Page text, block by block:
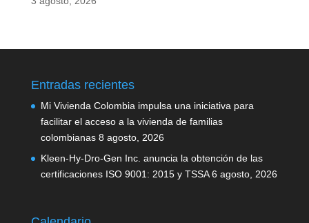
Entradas recientes
Mi Vivienda Colombia impulsa una iniciativa para
facilitar el acceso a la vivienda de familias
colombianas 8 agosto, 2026
Kleen-Hy-Dro-Gen Inc. anuncia la obtención de las
certificaciones ISO 9001: 2015 y TSSA 6 agosto, 2026